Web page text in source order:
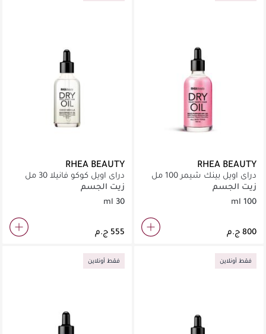
RHEA BEAUTY
دراي اويل بينك شيمر 100 مل
زيت الجسم
100 ml
RHEA BEAUTY
دراي اويل كوكو فانيلا 30 مل
زيت الجسم
30 ml
فقط أونلاين فقط أونلاين